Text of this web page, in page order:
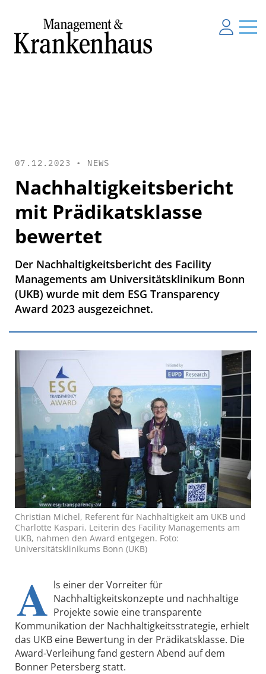
07.12.2023 • NEWS
Nachhaltigkeitsbericht
mit Prädikatsklasse
bewertet
Der Nachhaltigkeitsbericht des Facility
Managements am Universitätsklinikum Bonn
(UKB) wurde mit dem ESG Transparency
Award 2023 ausgezeichnet.
Christian Michel, Referent für Nachhaltigkeit am UKB und
Charlotte Kaspari, Leiterin des Facility Managements am
UKB, nahmen den Award entgegen. Foto:
Universitätsklinikums Bonn (UKB)
A ls einer der Vorreiter für
Nachhaltigkeitskonzepte und nachhaltige
Projekte sowie eine transparente
Kommunikation der Nachhaltigkeitsstrategie, erhielt
das UKB eine Bewertung in der Prädikatsklasse. Die
Award-Verleihung fand gestern Abend auf dem
Bonner Petersberg statt.